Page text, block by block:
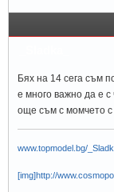
Бях на 14 сега съм
е много важно да е с
още съм с момчето с
www.topmodel.bg/
[img]http://